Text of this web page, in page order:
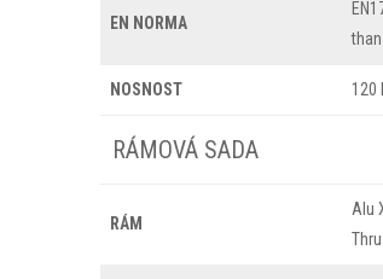
EN NORMA
NOSNOST 120
RÁMOVÁ SADA
RÁM
Alu